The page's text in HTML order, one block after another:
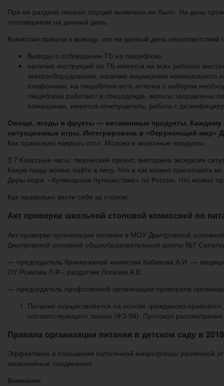
При ее раздаче лишних порций выявлено не было. На день
поставщиком на данный день.
Комиссия пришла к выводу, что на данный день
Выводы о соблюдении ТБ на пищеблоке
наличие инструкций по ТБ имеется на всех рабочих
эектрооборудования, наличие маркировки номинального
плафонами, на пищеблоке есть аптечка с набором
пищеблока работают в спецодежде, волосы заправлены
помещения, имеется огнетушитель, работа с
Овощи, ягоды и фрукты — витаминные продукты. Каждому
ситуационные игры, Интегрирована в «Окружающий
Как правильно накрыть стол. Молоко и молочные продукты.
3 7 Классные часы, творческий проект, викторина
Какую пищу можно найти в лесу. Что и как можно приготовить
Дары моря. «Кулинарное путешествие» по России. Что можно
Как правильно вести себя за столом.
Акт проверки школьной столовой комиссией по
Акт проверки организации питания в МОУ Дмитровской
Дмитровской основной общеобразовательной школы №7
— председатель бракеражной комиссии Кабакова А.И. —
ОУ Рожкова Л.Ф.- раздатчик Логачев А.Е.
— председатель профсоюзной организации проверила
Питание осуществляется на основе гражданско-
соответствующего закона (ФЗ-94). Протокол
Правила организации питания в детском саду в
Эффективно в отношении патогенной микрофлоры различной
аммонийные соединения.
Внимание